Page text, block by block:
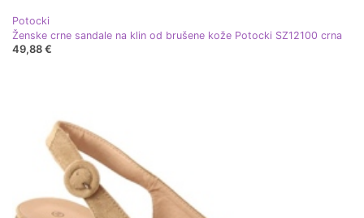
Potocki
Ženske crne sandale na klin od brušene kože Potocki SZ12100 crna
49,88 €